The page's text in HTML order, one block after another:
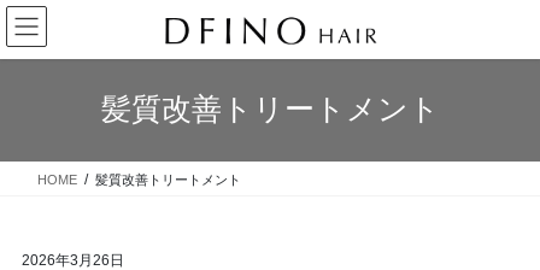
コ
ン
テ
ス
ナ
ビ
ゲ
ン
髪質改善トリートメント
HOME 髪質改善トリートメント
2026年3月26日